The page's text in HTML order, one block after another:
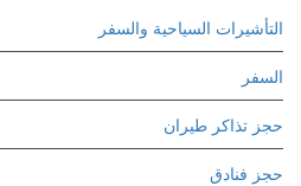
التأشيرات السياحية والسفر
السفر
حجز تذاكر طيران
حجز فنادق